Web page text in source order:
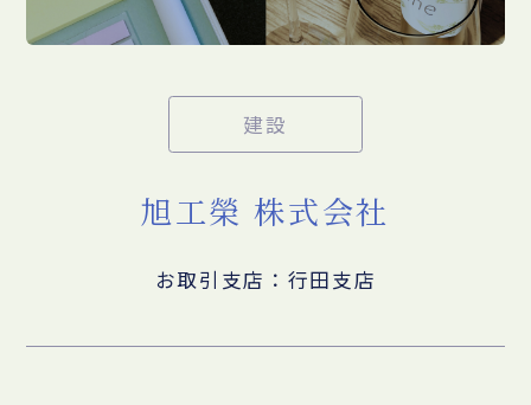
建設
旭工榮 株式会社
お取引支店：行田支店